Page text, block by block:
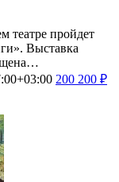
театре пройдет
Выставка
200 200 ₽